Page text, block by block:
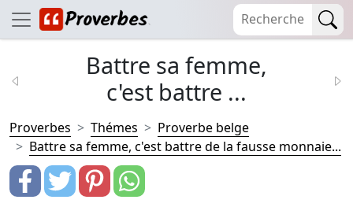
Battre sa femme,
c'est battre ...
Proverbes Thémes
Proverbe belge
Battre sa femme, c'est battre de la fausse monnaie...